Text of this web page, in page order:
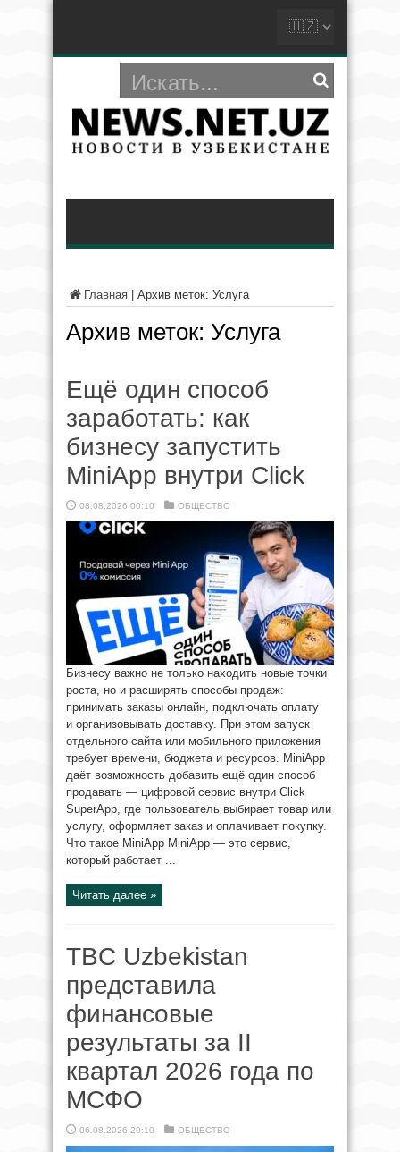
Главная Архив меток: Услуга
Архив меток: Услуга
Ещё один способ
заработать: как
бизнесу запустить
MiniApp внутри Click
08.08.2026 00:10 ОБЩЕСТВО
Бизнесу важно не только находить новые точки
роста, но и расширять способы продаж:
принимать заказы онлайн, подключать оплату
и организовывать доставку. При этом запуск
отдельного сайта или мобильного приложения
требует времени, бюджета и ресурсов. MiniApp
даёт возможность добавить ещё один способ
продавать — цифровой сервис внутри Click
SuperApp, где пользователь выбирает товар или
услугу, оформляет заказ и оплачивает покупку.
Что такое MiniApp MiniApp — это сервис,
который работает ...
Читать далее »
TBC Uzbekistan
представила
финансовые
результаты за II
квартал 2026 года по
МСФО
06.08.2026 20:10 ОБЩЕСТВО